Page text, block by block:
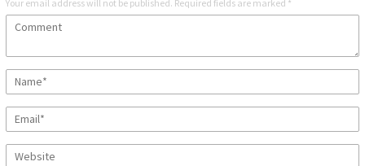
Your email address will not be published. Required fields are marked *